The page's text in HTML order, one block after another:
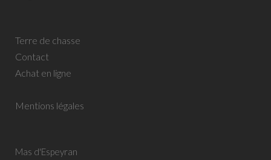
Terre de chasse
Contact
Achat en ligne
Mentions légales
Mas d'Espeyran